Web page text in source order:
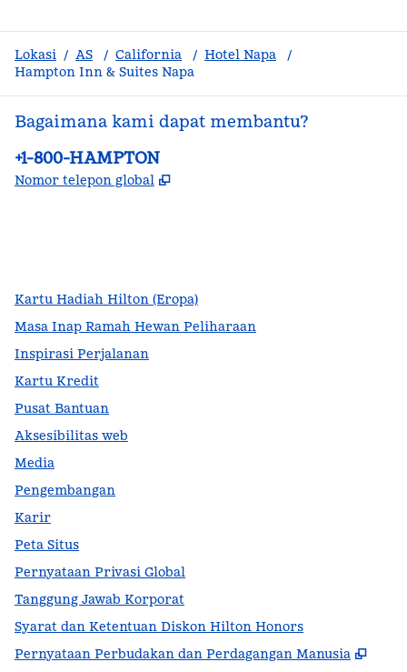
Lokasi / AS / California / Hotel Napa
/
Hampton Inn & Suites Napa
Bagaimana kami dapat membantu?
Telepon:
+1-800-HAMPTON
Nomor telepon global ,
Kartu Hadiah Hilton (Eropa)
Masa Inap Ramah Hewan Peliharaan
Inspirasi Perjalanan
Kartu Kredit
Pusat Bantuan
Aksesibilitas web
Media
Pengembangan
Karir
Peta Situs
Pernyataan Privasi Global
Tanggung Jawab Korporat
Syarat dan Ketentuan Diskon Hilton Honors
Pernyataan Perbudakan dan Perdagangan Manusia
,